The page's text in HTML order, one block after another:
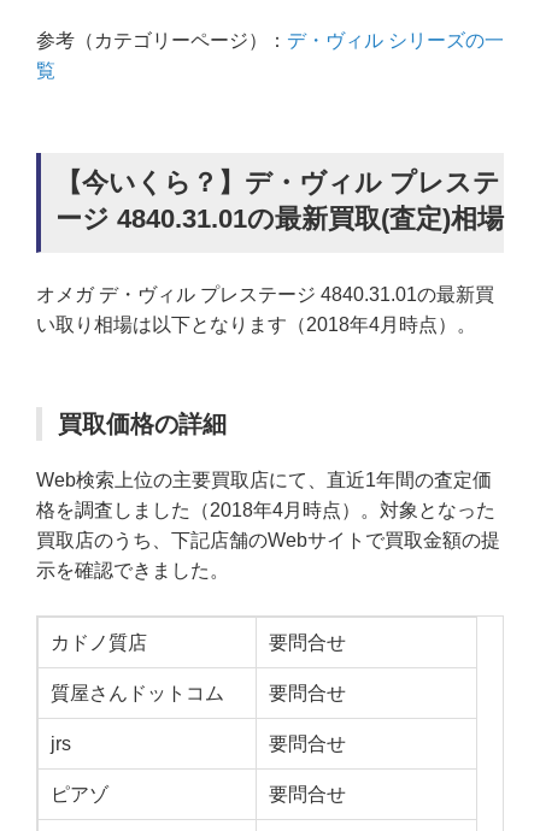
参考（カテゴリーページ）： デ・ヴィル シリーズの一
覧
【今いくら？】デ・ヴィル プレステ
ージ 4840.31.01の最新買取(査定)相場
オメガ デ・ヴィル プレステージ 4840.31.01の最新買
い取り相場は以下となります（2018年4月時点）。
買取価格の詳細
Web検索上位の主要買取店にて、直近1年間の査定価
格を調査しました（2018年4月時点）。対象となった
買取店のうち、下記店舗のWebサイトで買取金額の提
示を確認できました。
カドノ質店 要問合せ
質屋さんドットコム 要問合せ
jrs 要問合せ
ピアゾ 要問合せ